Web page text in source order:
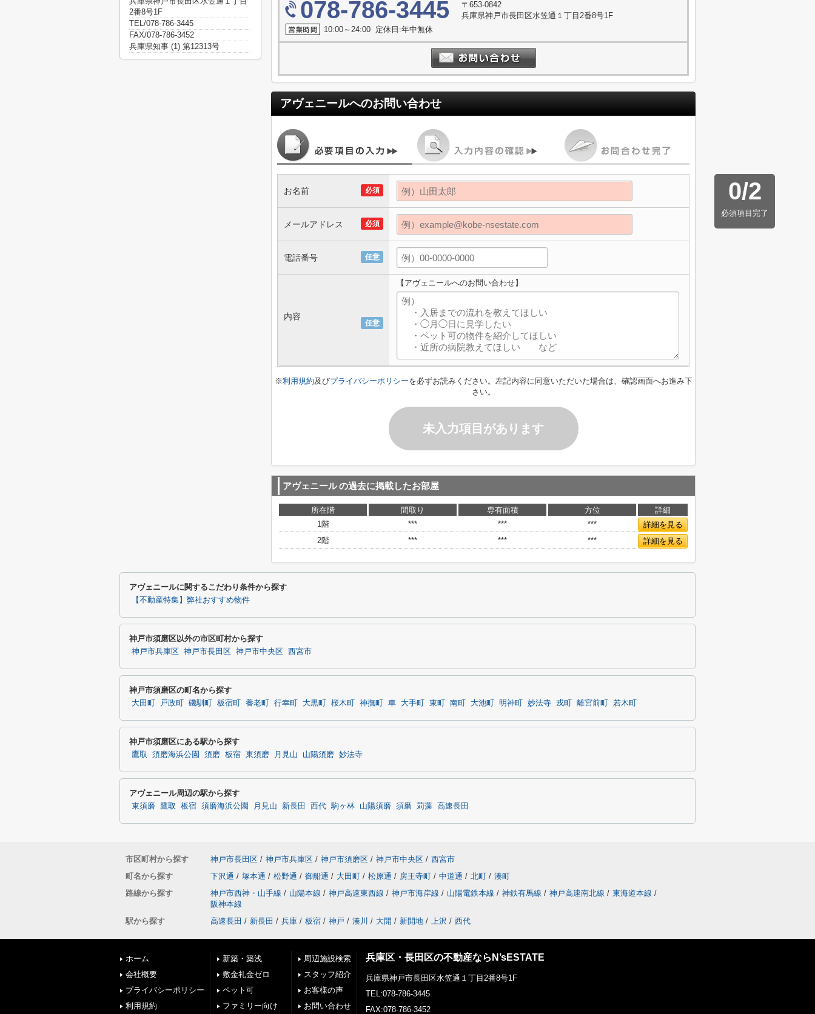
078-786-3445
〒653-0842
兵庫県神戸市長田区水笠通１丁目2番8号1F
10:00～24:00 定休日:年中無休
アヴェニールへのお問い合わせ
0/2
必須項目完了
必須
お名前
必須
メールアドレス
任意
電話番号
任意
内容
【アヴェニールへのお問い合わせ】
※利用規約及びプライバシーポリシーを必ずお読みください。左記内容に同意いただいた場合は、確認画面へお進み下
さい。
未入力項目があります
アヴェニールの過去に掲載したお部屋
所在階 間取り 専有面積 方位
詳細
1階
*** *** ***
詳細を見る
2階
*** *** *** 詳細を見る
2番8号1F
TEL/078-786-3445
FAX/078-786-3452
兵庫県知事 (1) 第12313号
アヴェニールに関するこだわり条件から探す
【不動産特集】弊社おすすめ物件
神戸市須磨区以外の市区町村から探す
神戸市兵庫区 神戸市長田区 神戸市中央区 西宮市
神戸市須磨区の町名から探す
大田町 戸政町 磯馴町 板宿町 養老町 行幸町 大黒町 桜木町 神撫町 車 大手町 東町 南町 大池町 明神町 妙法寺 戎町 離宮前町 若木町
神戸市須磨区にある駅から探す
鷹取 須磨海浜公園 須磨 板宿 東須磨 月見山 山陽須磨 妙法寺
アヴェニール周辺の駅から探す
東須磨 鷹取 板宿 須磨海浜公園 月見山 新長田 西代 駒ヶ林 山陽須磨 須磨 苅藻 高速長田
市区町村から探す 神戸市長田区 / 神戸市兵庫区 / 神戸市須磨区 / 神戸市中央区 / 西宮市
町名から探す
下沢通 / 塚本通 / 松野通 / 御船通 / 大田町 / 松原通 / 房王寺町 / 中道通 / 北町 / 湊町
路線から探す
神戸市西神・山手線 / 山陽本線 / 神戸高速東西線 / 神戸市海岸線 / 山陽電鉄本線 / 神鉄有馬線 / 神戸高速南北線 / 東海道本線 /
阪神本線
駅から探す
高速長田 / 新長田 / 兵庫 / 板宿 / 神戸 / 湊川 / 大開 / 新開地 / 上沢 / 西代
ホーム
会社概要
プライバシーポリシー
利用規約
新築・築浅
敷金礼金ゼロ
ペット可
ファミリー向け
周辺施設検索
スタッフ紹介
お客様の声
お問い合わせ
兵庫区・長田区の不動産ならN’sESTATE
兵庫県神戸市長田区水笠通１丁目2番8号1F
TEL:078-786-3445
FAX:078-786-3452